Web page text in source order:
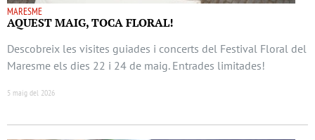
MARESME
AQUEST MAIG, TOCA FLORAL!
Descobreix les visites guiades i concerts del Festival Floral del
Maresme els dies 22 i 24 de maig. Entrades limitades!
5 maig del 2026